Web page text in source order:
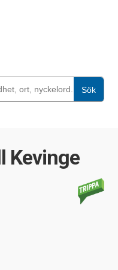
Sök
Kevinge